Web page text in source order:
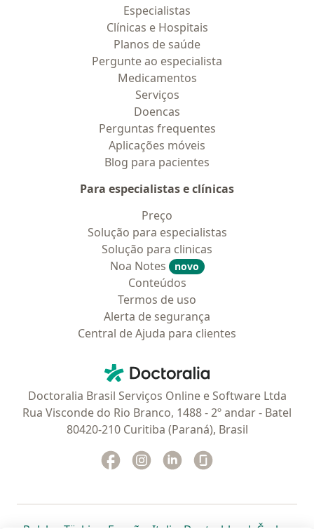
Especialistas
Clínicas e Hospitais
Planos de saúde
Pergunte ao especialista
Medicamentos
Serviços
Doencas
Perguntas frequentes
Aplicações móveis
Blog para pacientes
Para especialistas e clínicas
Preço
Solução para especialistas
Solução para clinicas
Noa Notes
novo
Conteúdos
Termos de uso
Alerta de segurança
Central de Ajuda para clientes
Doctoralia - Homepage
Doctoralia Brasil Serviços Online e Software Ltda
Rua Visconde do Rio Branco, 1488 - 2º andar - Batel
80420-210 Curitiba (Paraná), Brasil
Facebook
abre num novo separador
Instagram
abre num novo separador
Linkedin
abre num novo